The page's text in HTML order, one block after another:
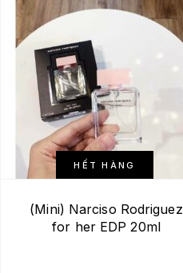
HẾT HÀNG
(Mini) Narciso Rodriguez
for her EDP 20ml